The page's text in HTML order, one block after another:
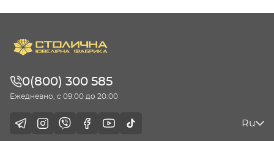
0(800) 300 585
Ежедневно, с 09:00 до 20:00
Ru